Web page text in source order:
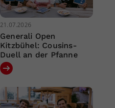
21.07.2026
Generali Open
Kitzbühel: Cousins-
Duell an der Pfanne